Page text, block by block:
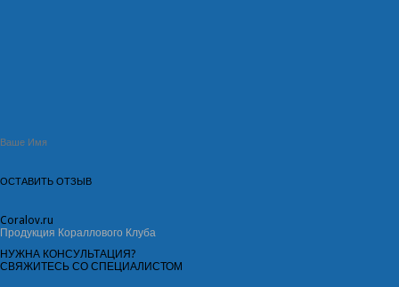
Coral ov.ru
Продукция Кораллового Клуба
НУЖНА КОНСУЛЬТАЦИЯ?
СВЯЖИТЕСЬ СО СПЕЦИАЛИСТОМ